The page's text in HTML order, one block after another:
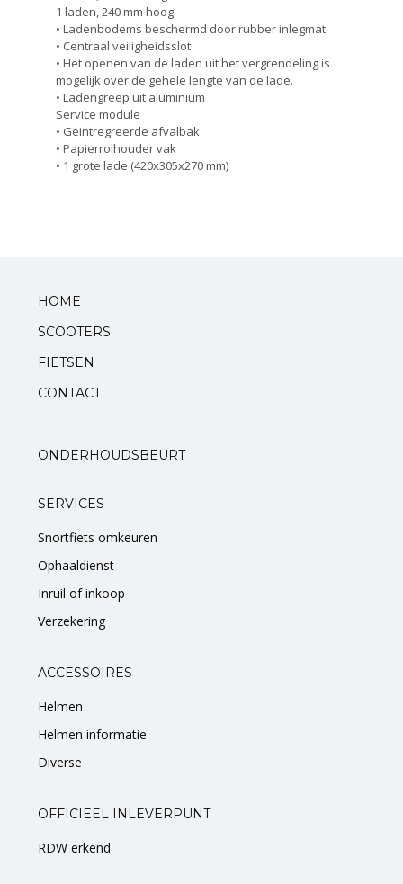
Verlichting
1 laden, 240 mm hoog
• Ladenbodems beschermd door rubber inlegmat
• Centraal veiligheidsslot
• Het openen van de laden uit het vergrendeling is
mogelijk over de gehele lengte van de lade.
• Ladengreep uit aluminium
Service module
• Geintregreerde afvalbak
• Papierrolhouder vak
• 1 grote lade (420x305x270 mm)
HOME
SCOOTERS
FIETSEN
CONTACT
ONDERHOUDSBEURT
SERVICES
Snortfiets omkeuren
Ophaaldienst
Inruil of inkoop
Verzekering
ACCESSOIRES
Helmen
Helmen informatie
Diverse
OFFICIEEL INLEVERPUNT
RDW erkend